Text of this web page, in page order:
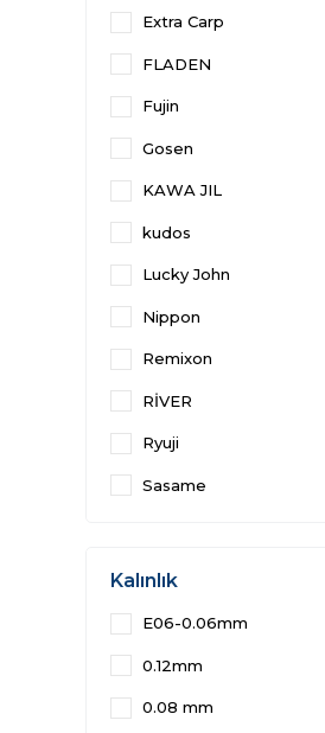
Extra Carp
FLADEN
Fujin
Gosen
KAWA JIL
kudos
Lucky John
Nippon
Remixon
RİVER
Ryuji
Sasame
Kalınlık
E06-0.06mm
0.12mm
0.08 mm